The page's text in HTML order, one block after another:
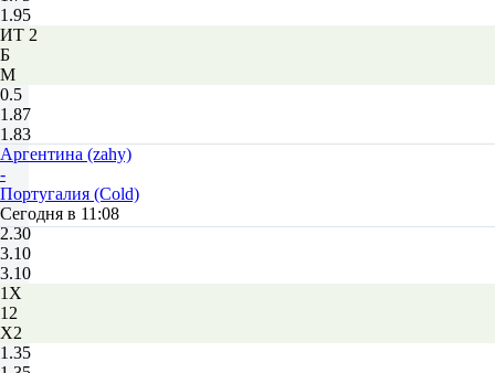
1.95
ИТ 2
Б
М
0.5
1.87
1.83
Аргентина (zahy)
-
Португалия (Cold)
Сегодня в 11:08
2.30
3.10
3.10
1X
12
X2
1.35